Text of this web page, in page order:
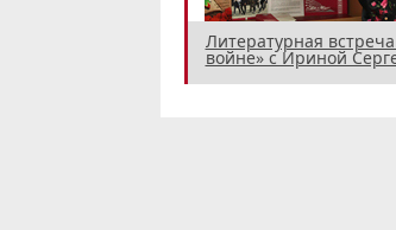
Литературная
войне» с Ириной